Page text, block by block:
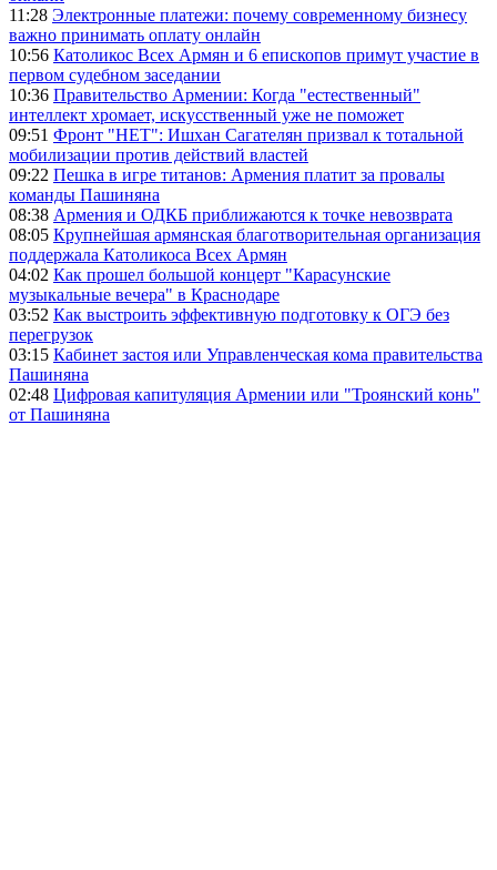
11:28 Электронные платежи: почему современному бизнесу
важно принимать оплату онлайн
10:56 Католикос Всех Армян и 6 епископов примут участие в
первом судебном заседании
10:36 Правительство Армении: Когда "естественный"
интеллект хромает, искусственный уже не поможет
09:51 Фронт "НЕТ": Ишхан Сагателян призвал к тотальной
мобилизации против действий властей
09:22 Пешка в игре титанов: Армения платит за провалы
команды Пашиняна
08:38 Армения и ОДКБ приближаются к точке невозврата
08:05 Крупнейшая армянская благотворительная организация
поддержала Католикоса Всех Армян
04:02 Как прошел большой концерт "Карасунские
музыкальные вечера" в Краснодаре
03:52 Как выстроить эффективную подготовку к ОГЭ без
перегрузок
03:15 Кабинет застоя или Управленческая кома правительства
Пашиняна
02:48 Цифровая капитуляция Армении или "Троянский конь"
от Пашиняна